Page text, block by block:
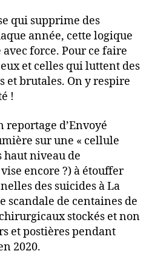
qui supprime des
année, cette logique
force. Pour ce faire
et celles qui luttent des
et brutales. On y respire
!
reportage d’Envoyé
sur une « cellule
haut niveau de
encore ?) à étouffer
des suicides à La
scandale de centaines de
stockés et non
et postières pendant
2020.